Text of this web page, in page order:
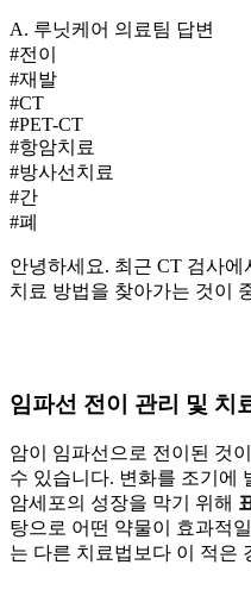
A. 루닛케어 의료팀 답변
#전이
#재발
#CT
#PET-CT
#항암치료
#방사선치료
#간
#폐
안녕하세요. 최근 CT 검사에
치료 방법을 찾아가는 것이
임파선 전이 관리 및 치
암이 임파선으로 전이된 것
수 있습니다. 변화를 조기에
암세포의 성장을 막기 위해
탕으로 어떤 약물이 효과적
는 다른 치료법보다 이 적은